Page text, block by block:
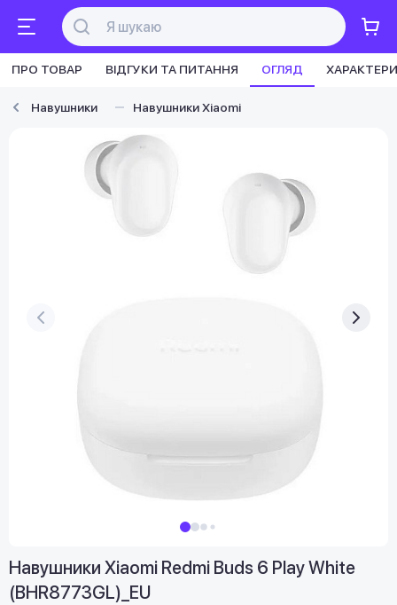
ПРО ТОВАР ВІДГУКИ ТА ПИТАННЯ ОГЛЯД
Навушники Навушники Xiaomi
Навушники Xiaomi Redmi Buds 6 Play White
(BHR8773GL)_EU